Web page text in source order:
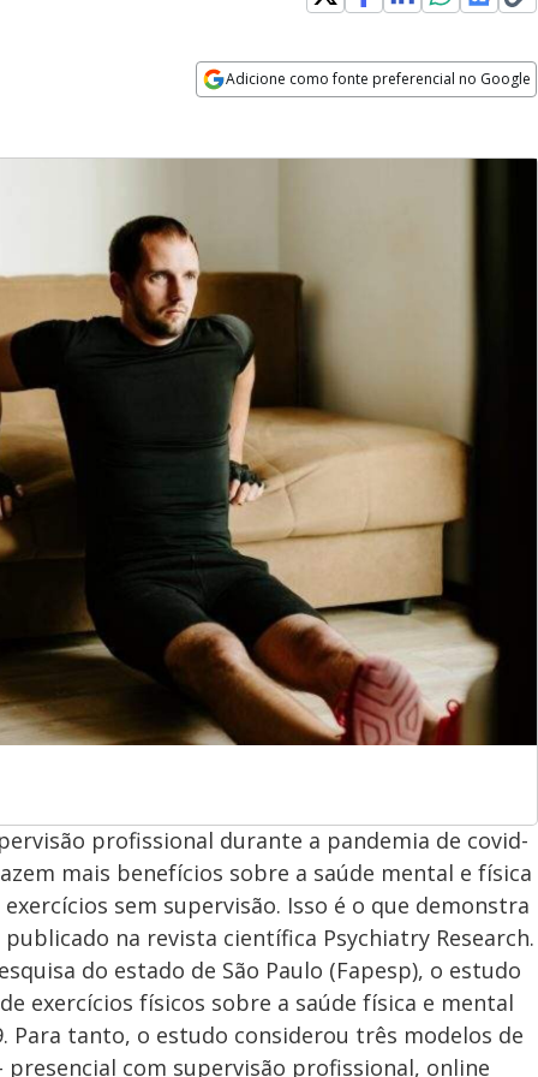
Adicione como fonte preferencial no Google
profissional durante a pandemia de covid-
mais benefícios sobre a saúde mental e física
sem supervisão. Isso é o que demonstra
na revista científica Psychiatry Research.
do estado de São Paulo (Fapesp), o estudo
exercícios físicos sobre a saúde física e mental
Para tanto, o estudo considerou três modelos de
com supervisão profissional, online